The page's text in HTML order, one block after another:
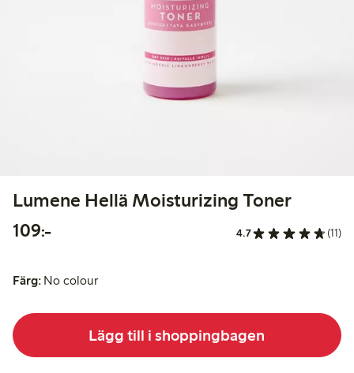
Lumene Hellä Moisturizing Toner
109:-109,00 kr 4.7 (11)
Färg: No colour
Lägg till i shoppingbagen